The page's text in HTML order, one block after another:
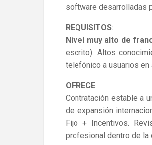
software desarrolladas
REQUISITOS:
Nivel muy alto de
escrito). Altos
telefónico a usuarios
OFRECE:
Contratación estable a
de expansión
Fijo + Incentivos.
profesional dentro de la